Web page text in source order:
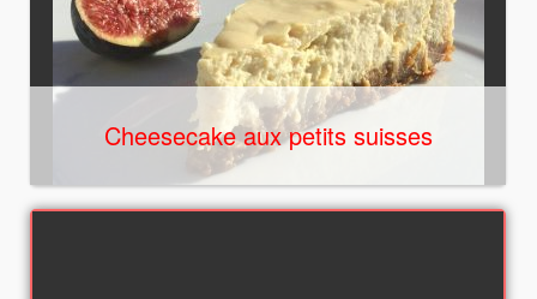
Cheesecake aux petits suisses